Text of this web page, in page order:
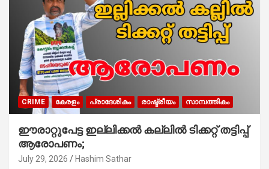
CRIME കേരളം പ്രാദേശികം രാഷ്ട്രീയം സാമ്പത്തികം
ഈരാറ്റുപേട്ട ഇല്ലിക്കൽ കല്ലിൽ ടിക്കറ്റ് തട്ടിപ്പ്
ആരോപണം;
July 29, 2026 Hashim Sathar